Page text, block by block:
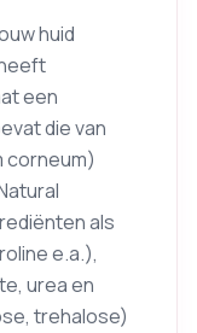
huid
een
die van
corneum)
als
e.a.),
urea en
trehalose)